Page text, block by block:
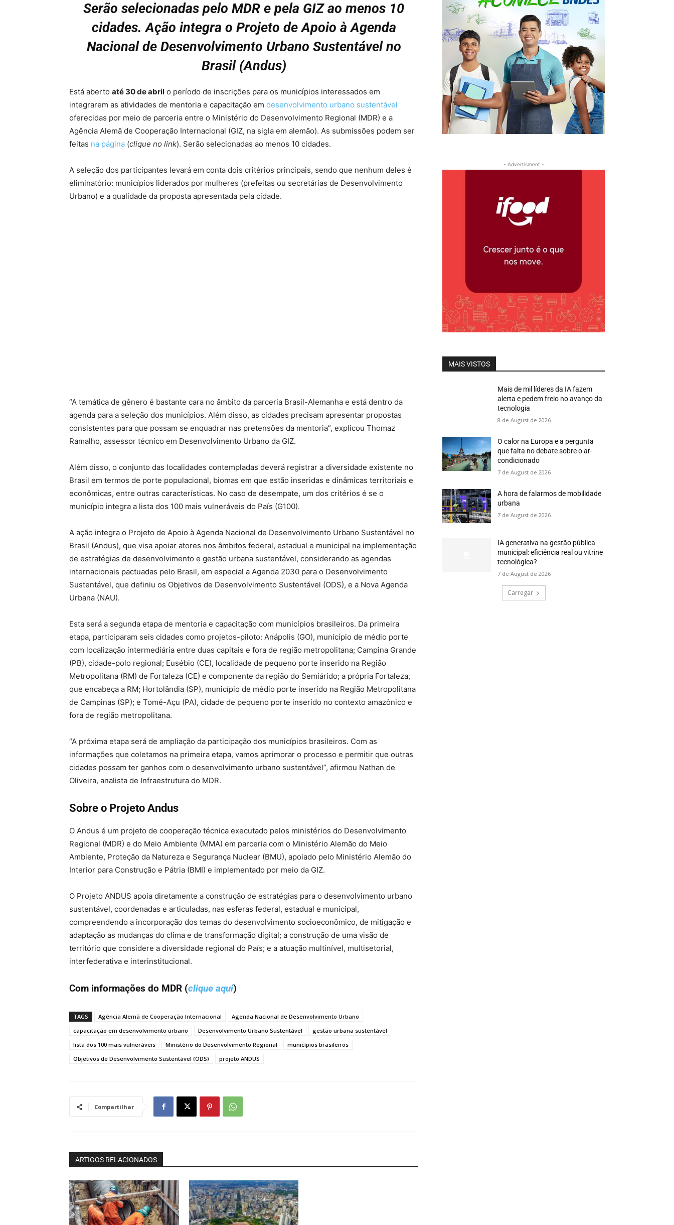
Serão selecionadas pelo MDR e pela GIZ ao menos 10
cidades. Ação integra o Projeto de Apoio à Agenda
Nacional de Desenvolvimento Urbano Sustentável no
Brasil (Andus)
Está aberto até 30 de abril o período de inscrições para os municípios interessados em
integrarem as atividades de mentoria e capacitação em desenvolvimento urbano sustentável
oferecidas por meio de parceria entre o Ministério do Desenvolvimento Regional (MDR) e a
Agência Alemã de Cooperação Internacional (GIZ, na sigla em alemão). As submissões podem ser
feitas na página (clique no link). Serão selecionadas ao menos 10 cidades.
A seleção dos participantes levará em conta dois critérios principais, sendo que nenhum deles é
eliminatório: municípios liderados por mulheres (prefeitas ou secretárias de Desenvolvimento
Urbano) e a qualidade da proposta apresentada pela cidade.
“A temática de gênero é bastante cara no âmbito da parceria Brasil-Alemanha e está dentro da
agenda para a seleção dos municípios. Além disso, as cidades precisam apresentar propostas
consistentes para que possam se enquadrar nas pretensões da mentoria”, explicou Thomaz
Ramalho, assessor técnico em Desenvolvimento Urbano da GIZ.
Além disso, o conjunto das localidades contempladas deverá registrar a diversidade existente no
Brasil em termos de porte populacional, biomas em que estão inseridas e dinâmicas territoriais e
econômicas, entre outras características. No caso de desempate, um dos critérios é se o
município integra a lista dos 100 mais vulneráveis do País (G100).
A ação integra o Projeto de Apoio à Agenda Nacional de Desenvolvimento Urbano Sustentável no
Brasil (Andus), que visa apoiar atores nos âmbitos federal, estadual e municipal na implementação
de estratégias de desenvolvimento e gestão urbana sustentável, considerando as agendas
internacionais pactuadas pelo Brasil, em especial a Agenda 2030 para o Desenvolvimento
Sustentável, que definiu os Objetivos de Desenvolvimento Sustentável (ODS), e a Nova Agenda
Urbana (NAU).
Esta será a segunda etapa de mentoria e capacitação com municípios brasileiros. Da primeira
etapa, participaram seis cidades como projetos-piloto: Anápolis (GO), município de médio porte
com localização intermediária entre duas capitais e fora de região metropolitana; Campina Grande
(PB), cidade-polo regional; Eusébio (CE), localidade de pequeno porte inserido na Região
Metropolitana (RM) de Fortaleza (CE) e componente da região do Semiárido; a própria Fortaleza,
que encabeça a RM; Hortolândia (SP), município de médio porte inserido na Região Metropolitana
de Campinas (SP); e Tomé-Açu (PA), cidade de pequeno porte inserido no contexto amazônico e
fora de região metropolitana.
“A próxima etapa será de ampliação da participação dos municípios brasileiros. Com as
informações que coletamos na primeira etapa, vamos aprimorar o processo e permitir que outras
cidades possam ter ganhos com o desenvolvimento urbano sustentável”, afirmou Nathan de
Oliveira, analista de Infraestrutura do MDR.
Sobre o Projeto Andus
O Andus é um projeto de cooperação técnica executado pelos ministérios do Desenvolvimento
Regional (MDR) e do Meio Ambiente (MMA) em parceria com o Ministério Alemão do Meio
Ambiente, Proteção da Natureza e Segurança Nuclear (BMU), apoiado pelo Ministério Alemão do
Interior para Construção e Pátria (BMI) e implementado por meio da GIZ.
O Projeto ANDUS apoia diretamente a construção de estratégias para o desenvolvimento urbano
sustentável, coordenadas e articuladas, nas esferas federal, estadual e municipal,
compreendendo a incorporação dos temas do desenvolvimento socioeconômico, de mitigação e
adaptação as mudanças do clima e de transformação digital; a construção de uma visão de
território que considere a diversidade regional do País; e a atuação multinível, multisetorial,
interfederativa e interinstitucional.
Com informações do MDR (clique aqui)
TAGS Agência Alemã de Cooperação Internacional
Agenda Nacional de Desenvolvimento Urbano
capacitação em desenvolvimento urbano
Desenvolvimento Urbano Sustentável
gestão urbana sustentável
lista dos 100 mais vulneráveis
Ministério do Desenvolvimento Regional
municípios brasileiros
Objetivos de Desenvolvimento Sustentável (ODS)
projeto ANDUS
Compartilhar
ARTIGOS RELACIONADOS
- Advertisment -
MAIS VISTOS
Mais de mil líderes da IA fazem
alerta e pedem freio no avanço da
tecnologia
8 de August de 2026
O calor na Europa e a pergunta
que falta no debate sobre o ar-
condicionado
7 de August de 2026
A hora de falarmos de mobilidade
urbana
7 de August de 2026
IA generativa na gestão pública
municipal: eficiência real ou vitrine
tecnológica?
7 de August de 2026
Carregar